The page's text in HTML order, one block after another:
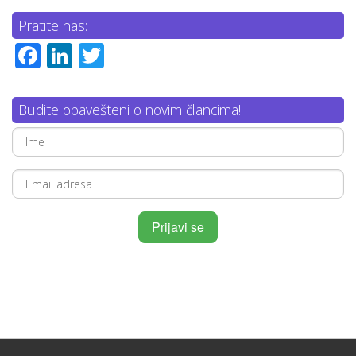
Pratite nas:
Facebook
LinkedIn
Budite obavešteni o novim člancima!